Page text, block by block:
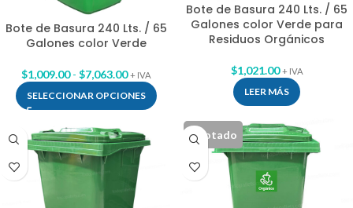
Bote de Basura 240 Lts. / 65
Galones color Verde
$1,009.00 - $7,063.00 + IVA
SELECCIONAR OPCIONES
Bote de Basura 240 Lts. / 65
Galones color Verde para
Residuos Orgánicos
$1,021.00 + IVA
LEER MÁS
Agotado